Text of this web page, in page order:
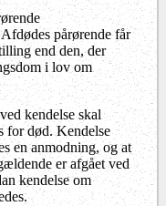
pårørende får
end den, der
i lov om
kendelse skal
for død. Kendelse
en anmodning, og at
er afgået ved
kendelse om